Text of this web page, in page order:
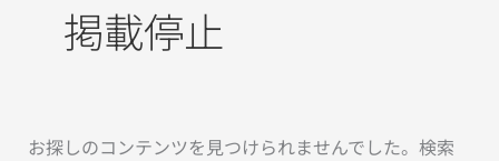
掲載停止
お探しのコンテンツを見つけられませんでした。検索